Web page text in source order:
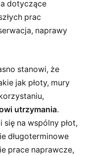
dotyczące
prac
naprawy
stanowi, że
jak płoty, mury
utrzymania.
na wspólny płot,
długoterminowe
prace naprawcze,